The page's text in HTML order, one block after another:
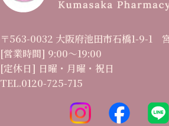
〒563-0032 大阪府池田市石橋1-9-1
[営業時間] 9:00〜19:00
[定休日] 日曜・月曜・祝日
TEL.0120-725-715